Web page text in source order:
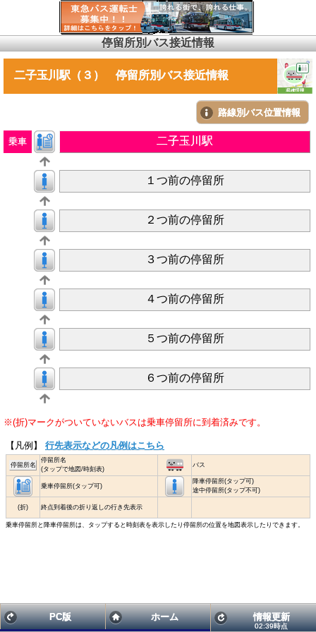
停留所別バス接近情報
二子玉川駅（３） 停留所別バス接近情報
路線別バス位置情報
乗車 二子玉川駅
１つ前の停留所
２つ前の停留所
３つ前の停留所
４つ前の停留所
５つ前の停留所
６つ前の停留所
※(折)マークがついていないバスは乗車停留所に到着済みです。
【凡例】 行先表示などの凡例はこちら
停留所名
停留所名
(タップで地図/時刻表)
バス
乗車停留所(タップ可)
降車停留所(タップ可)
途中停留所(タップ不可)
(折) 終点到着後の折り返しの行き先表示
乗車停留所と降車停留所は、タップすると時刻表を表示したり停留所の位置を地図表示したりできます。
PC版 ホーム 情報更新
02:39時点